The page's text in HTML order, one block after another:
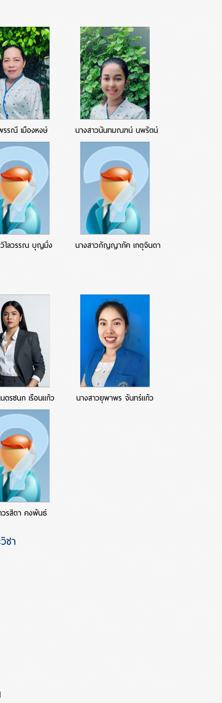
รรณี เมืองหงษ์ นางสาวนันทมณฑน์ นพรัตน์
วิไลวรรณ บุญมิ่ง นางสาวกัญญาภัค เกตุจินดา
ตรชนก เรือนแก้ว นางสาวยุพาพร จันทร์แก้ว
วรสิตา คงพันธ์
ชา